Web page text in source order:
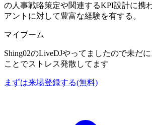
の人事戦略策定や関連するKPI設計に携
アントに対して豊富な経験を有する。
マイブーム
Shing02のLiveDJやってましたので未だ
ことでストレス発散してます
まずは来場登録する(無料)